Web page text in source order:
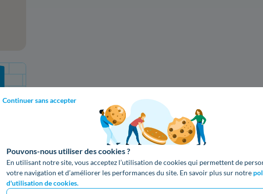
Continuer sans accepter
Pouvons-nous utiliser des cookies ?
En utilisant notre site, vous acceptez l’utilisation de cookies qui permettent de
votre navigation et d’améliorer les performances du site. En savoir plus sur notre
d'utilisation de cookies.